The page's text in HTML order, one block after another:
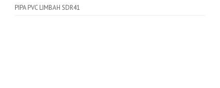
PIPA PVC LIMBAH SDR41